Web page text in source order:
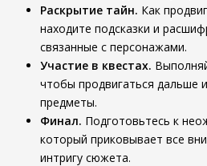
Раскрытие тайн. Как
находите подсказки и
связанные с персонажами.
Участие в квестах.
чтобы продвигаться дальше
предметы.
Финал. Подготовьтесь к
который приковывает все
интригу сюжета.